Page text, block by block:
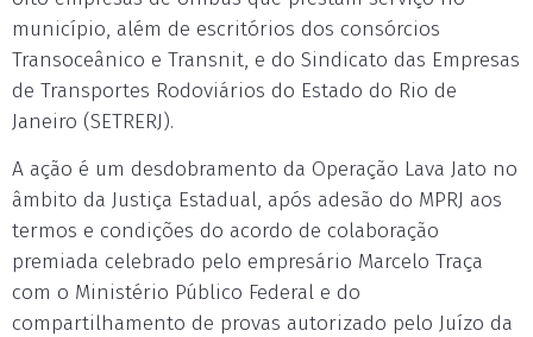
município, além de escritórios dos consórcios
Transoceânico e Transnit, e do Sindicato das Empresas
de Transportes Rodoviários do Estado do Rio de
Janeiro (SETRERJ).
A ação é um desdobramento da Operação Lava Jato no
âmbito da Justiça Estadual, após adesão do MPRJ aos
termos e condições do acordo de colaboração
premiada celebrado pelo empresário Marcelo Traça
com o Ministério Público Federal e do
compartilhamento de provas autorizado pelo Juízo da